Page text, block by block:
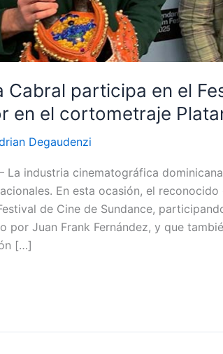
Cabral participa en el
en el cortometraje
Degaudenzi
La industria cinematográfica
En esta ocasión, el
de Cine de Sundance,
por Juan Frank Fernández, y que
[…]